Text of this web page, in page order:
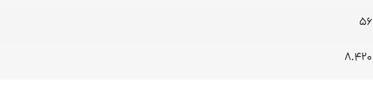
56
8.420